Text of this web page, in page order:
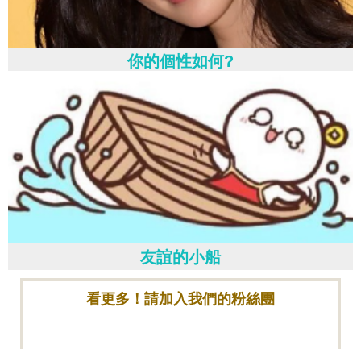
你的個性如何?
友誼的小船
看更多！請加入我們的粉絲團